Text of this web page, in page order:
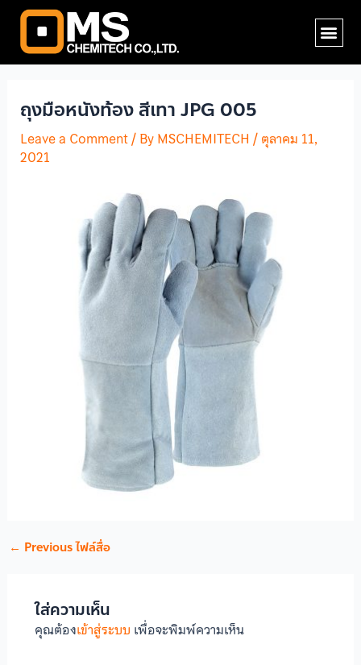
Skip
content
ถุงมือหนังท้อง สีเทา JPG 005
Leave a Comment/ ByMSCHEMITECH /ตุลาคม 11,
2021
Post
navigation
← Previous ไฟล์สื่อ
ใส่ความเห็น
คุณต้องเข้าสู่ระบบ เพื่อจะพิมพ์ความเห็น